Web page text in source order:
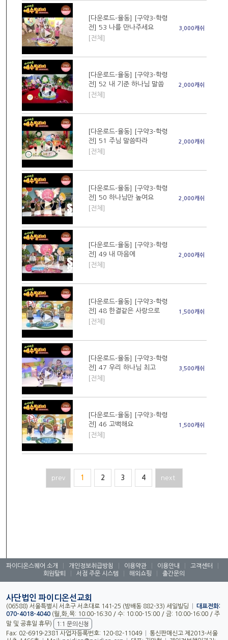
[다운로드-율동] [구약3-학령
전] 53 나를 만나주세요
[전체]
3,000캐쉬
[다운로드-율동] [구약3-학령
전] 52 내 기준 하나님 말씀
[전체]
2,000캐쉬
[다운로드-율동] [구약3-학령
전] 51 주님 말씀따라
[전체]
2,000캐쉬
[다운로드-율동] [구약3-학령
전] 50 하나님만 높여요
[전체]
2,000캐쉬
[다운로드-율동] [구약3-학령
전] 49 내 마음에
[전체]
2,000캐쉬
[다운로드-율동] [구약3-학령
전] 48 한결같은 사랑으로
[전체]
1,500캐쉬
[다운로드-율동] [구약3-학령
전] 47 우리 하나님 최고
[전체]
3,500캐쉬
[다운로드-율동] [구약3-학령
전] 46 고백해요
[전체]
1,500캐쉬
prev 1 2 3 4 next
파이디온스퀘어 소개 개인정보취급방침 이용약관 이용안내 고객센터
회원탈퇴
서점 주문 시스템 해외쇼핑 출간문의
사단법인 파이디온선교회
(06588) 서울특별시 서초구 서초대로 141-25 (방배동 882-33) 세일빌딩
대표전화:
070-4018-4040 (월,화,목: 10:00-16:30 / 수: 10:00-15:00 / 금: 10:00-16:00 / 주
말 및 공휴일 휴무)
1:1 문의신청
Fax: 02-6919-2381 사업자등록번호: 120-82-11049
통신판매신고 제2013-서울